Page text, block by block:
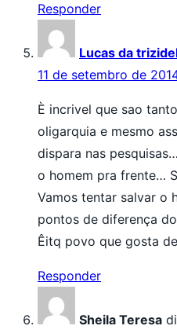
Responder
Lucas da
11 de setembro de
È incrivel que sao
oligarquia e mesmo
dispara nas
o homem pra frente…
Vamos tentar salvar o
pontos de diferença
Êitq povo que gosta
Responder
Sheila Teresa